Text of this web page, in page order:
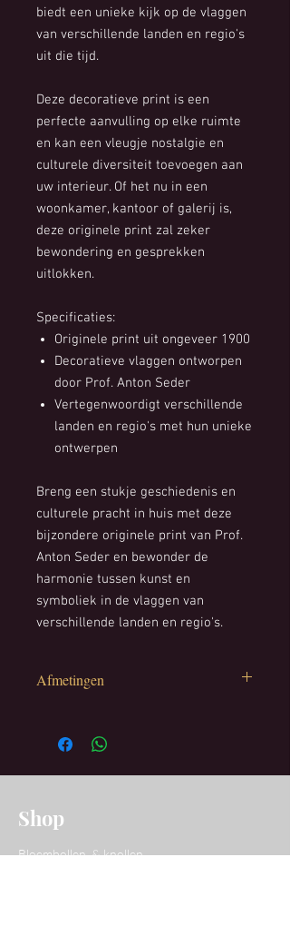
biedt een unieke kijk op de vlaggen
van verschillende landen en regio's
uit die tijd.
Deze decoratieve print is een
perfecte aanvulling op elke ruimte
en kan een vleugje nostalgie en
culturele diversiteit toevoegen aan
uw interieur. Of het nu in een
woonkamer, kantoor of galerij is,
deze originele print zal zeker
bewondering en gesprekken
uitlokken.
Specificaties:
Originele print uit ongeveer 1900
Decoratieve vlaggen ontworpen
door Prof. Anton Seder
Vertegenwoordigt verschillende
landen en regio's met hun unieke
ontwerpen
Breng een stukje geschiedenis en
culturele pracht in huis met deze
bijzondere originele print van Prof.
Anton Seder en bewonder de
harmonie tussen kunst en
symboliek in de vlaggen van
verschillende landen en regio's.
Afmetingen
Breedte kader: 23 cm
Shop
Bloembollen & knollen